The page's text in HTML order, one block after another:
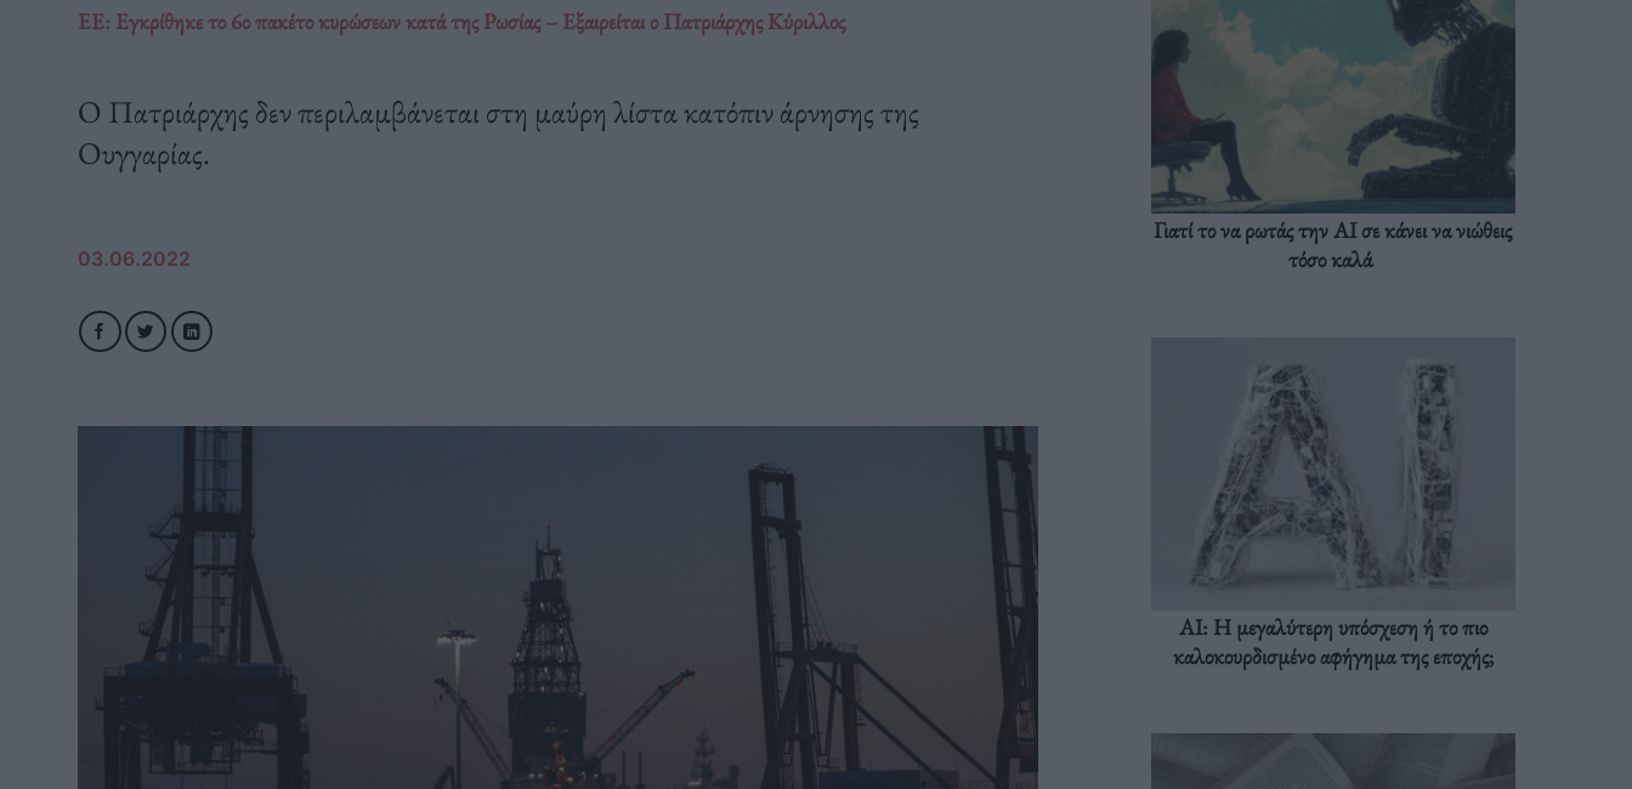
ΕΕ: Εγκρίθηκε το 6ο πακέτο κυρώσεων κατά της Ρωσίας – Εξαιρείται ο Πατριάρχης Κύριλλος
Ο Πατριάρχης δεν περιλαμβάνεται στη μαύρη λίστα κατόπιν άρνησης της
Ουγγαρίας.
03.06.2022
Γιατί το να ρωτάς την AI σε κάνει να νιώθεις
τόσο καλά
AI: Η μεγαλύτερη υπόσχεση ή το πιο
καλοκουρδισμένο αφήγημα της εποχής;